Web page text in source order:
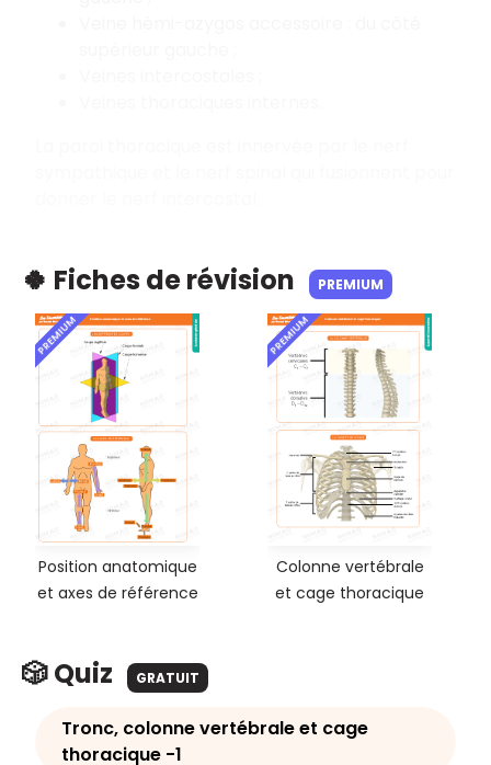
🍀 Fiches de révision PREMIUM
PREMIUM
Position anatomique
et axes de référence
PREMIUM
Colonne vertébrale
et cage thoracique
🎲 Quiz GRATUIT
Tronc, colonne vertébrale et cage
thoracique -1